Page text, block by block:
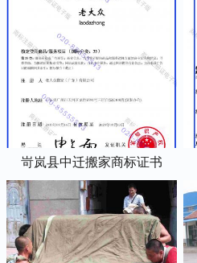
岢岚县中迁搬家商标证书